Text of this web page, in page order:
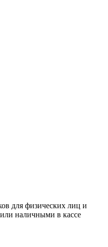
для физических лиц и
наличными в кассе